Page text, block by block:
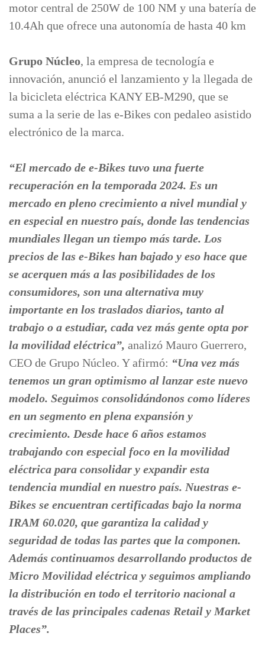
motor central de 250W de 100 NM y una batería de
10.4Ah que ofrece una autonomía de hasta 40 km
Grupo Núcleo, la empresa de tecnología e
innovación, anunció el lanzamiento y la llegada de
la bicicleta eléctrica KANY EB-M290, que se
suma a la serie de las e-Bikes con pedaleo asistido
electrónico de la marca.
“El mercado de e-Bikes tuvo una fuerte
recuperación en la temporada 2024. Es un
mercado en pleno crecimiento a nivel mundial y
en especial en nuestro país, donde las tendencias
mundiales llegan un tiempo más tarde. Los
precios de las e-Bikes han bajado y eso hace que
se acerquen más a las posibilidades de los
consumidores, son una alternativa muy
importante en los traslados diarios, tanto al
trabajo o a estudiar, cada vez más gente opta por
la movilidad eléctrica”, analizó Mauro Guerrero,
CEO de Grupo Núcleo. Y afirmó: “Una vez más
tenemos un gran optimismo al lanzar este nuevo
modelo. Seguimos consolidándonos como líderes
en un segmento en plena expansión y
crecimiento. Desde hace 6 años estamos
trabajando con especial foco en la movilidad
eléctrica para consolidar y expandir esta
tendencia mundial en nuestro país. Nuestras e-
Bikes se encuentran certificadas bajo la norma
IRAM 60.020, que garantiza la calidad y
seguridad de todas las partes que la componen.
Además continuamos desarrollando productos de
Micro Movilidad eléctrica y seguimos ampliando
la distribución en todo el territorio nacional a
través de las principales cadenas Retail y Market
Places”.